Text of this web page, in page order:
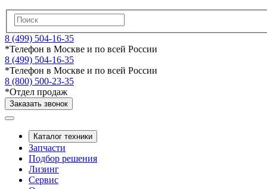
8 (499) 504-16-35
*Телефон в Москве и по всей России
8 (499) 504-16-35
*Телефон в Москве и по всей России
8 (800) 500-23-35
*Отдел продаж
Заказать звонок
Каталог техники
Запчасти
Подбор решения
Лизинг
Сервис